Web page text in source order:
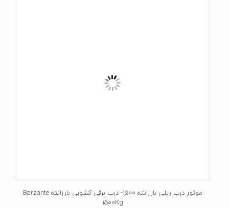
موتور درب ریلی بارزانته 1500- درب برقی کشویی بارزانته Barzante
1500Kg